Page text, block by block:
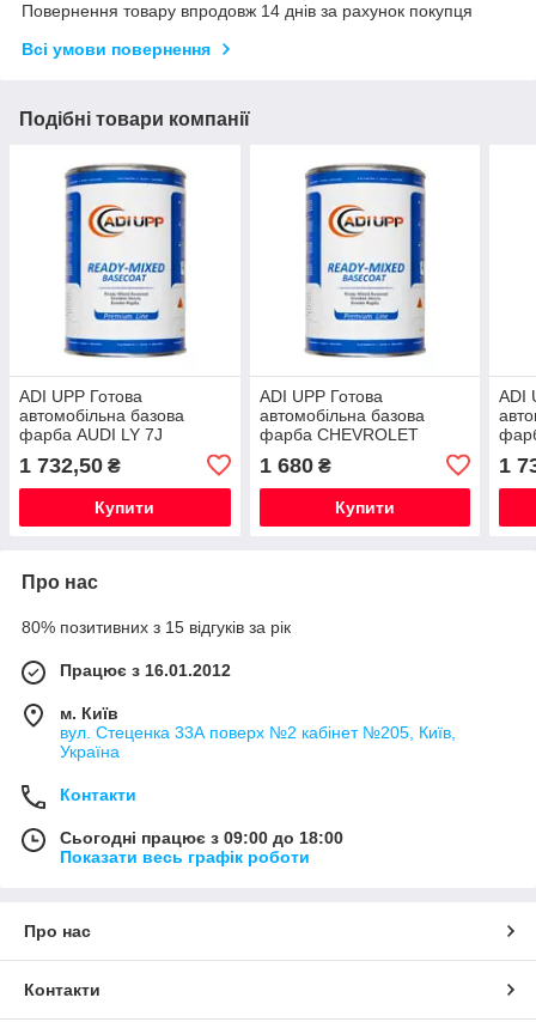
Повернення товару впродовж 14 днів за рахунок покупця
Всі умови повернення
Подібні товари компанії
ADI UPP Готова
автомобільна базова
фарба AUDI LY 7J
ITALY
1 732,50 ₴
Купити
ADI UPP Готова
автомобільна базова
фарба CHEVROLET
(0,8л) ITALY
1 680₴
Купити
ADI
1
Про нас
80% позитивних з 15 відгуків за рік
Працює з 16.01.2012
м. Київ
вул. Стеценка 33А поверх №2 кабінет №205, Київ,
Україна
Контакти
Сьогодні працює з 09:00 до 18:00
Показати весь графік роботи
Про нас
Контакти